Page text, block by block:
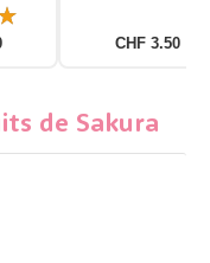
CHF 3.50
de Sakura